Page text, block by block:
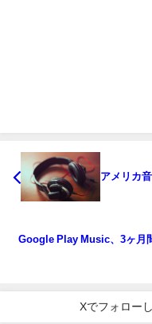
アメリカ
Google Play Music、3ヶ月
Xでフォロー